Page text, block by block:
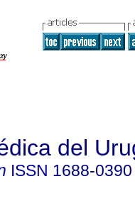
del
ISSN 1688-0390